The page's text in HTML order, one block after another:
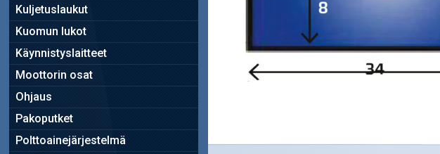
Kuljetuslaukut
Kuomun lukot
Käynnistyslaitteet
Moottorin osat
Ohjaus
Pakoputket
Polttoainejärjestelmä